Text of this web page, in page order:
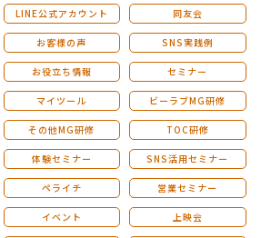
LINE公式アカウント 同友会
お客様の声 SNS実践例
お役立ち情報 セミナー
マイツール ビーラブMG研修
その他MG研修 TOC研修
体験セミナー SNS活用セミナー
ペライチ 営業セミナー
イベント 上映会